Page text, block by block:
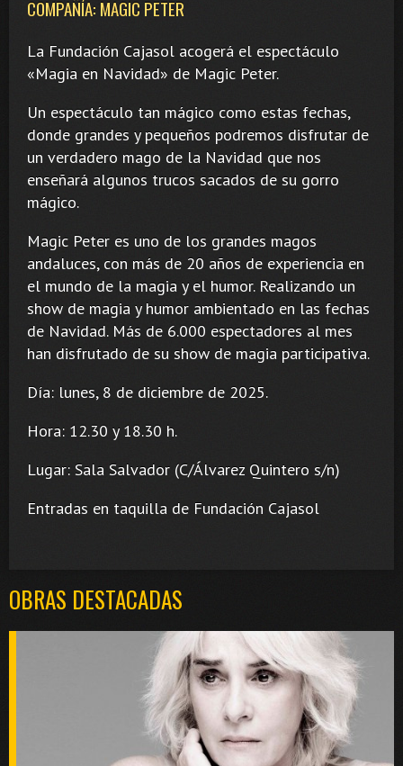
COMPAÑÍA: MAGIC PETER
La Fundación Cajasol acogerá el espectáculo
«Magia en Navidad» de Magic Peter.
Un espectáculo tan mágico como estas fechas,
donde grandes y pequeños podremos disfrutar de
un verdadero mago de la Navidad que nos
enseñará algunos trucos sacados de su gorro
mágico.
Magic Peter es uno de los grandes magos
andaluces, con más de 20 años de experiencia en
el mundo de la magia y el humor. Realizando un
show de magia y humor ambientado en las fechas
de Navidad. Más de 6.000 espectadores al mes
han disfrutado de su show de magia participativa.
Día: lunes, 8 de diciembre de 2025.
Hora: 12.30 y 18.30 h.
Lugar: Sala Salvador (C/Álvarez Quintero s/n)
Entradas en taquilla de Fundación Cajasol
OBRAS DESTACADAS